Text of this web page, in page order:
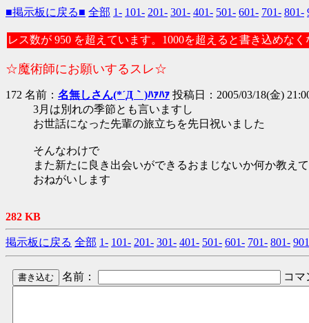
■掲示板に戻る■ 全部 1- 101- 201- 301- 401- 501- 601- 701- 801-
レス数が 950 を超えています。1000を超えると書き込めな
☆魔術師にお願いするスレ☆
172 名前： 名無しさん(*´Д｀)ﾊｧﾊｧ 投稿日：2005/03/18(金)
3月は別れの季節とも言いますし
お世話になった先輩の旅立ちを先日祝いました
そんなわけで
また新たに良き出会いができるおまじないか何か教え
おねがいします
282 KB
掲示板に戻る 全部 1- 101- 201- 301- 401- 501- 601- 701- 801-
名前： コ